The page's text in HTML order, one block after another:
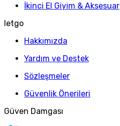
İkinci El Giyim & Aksesuar
letgo
Hakkımızda
Yardım ve Destek
Sözleşmeler
Güvenlik Önerileri
Güven Damgası